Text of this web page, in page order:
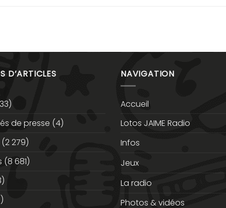
D’ARTICLES
de presse (4)
(2 279)
(8 681)
NAVIGATION
Accueil
Lotos JAIME Radio
Infos
Jeux
La radio
Photos & vidéos